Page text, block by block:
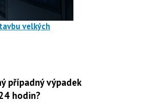
velkých
případný výpadek
hodin?